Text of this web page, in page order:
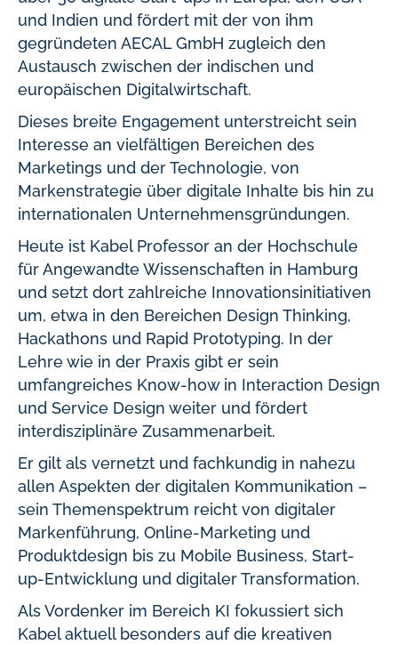
und Indien und fördert mit der von ihm
gegründeten AECAL GmbH zugleich den
Austausch zwischen der indischen und
europäischen Digitalwirtschaft.
Dieses breite Engagement unterstreicht sein
Interesse an vielfältigen Bereichen des
Marketings und der Technologie, von
Markenstrategie über digitale Inhalte bis hin zu
internationalen Unternehmensgründungen.
Heute ist Kabel Professor an der Hochschule
für Angewandte Wissenschaften in Hamburg
und setzt dort zahlreiche Innovationsinitiativen
um, etwa in den Bereichen Design Thinking,
Hackathons und Rapid Prototyping. In der
Lehre wie in der Praxis gibt er sein
umfangreiches Know-how in Interaction Design
und Service Design weiter und fördert
interdisziplinäre Zusammenarbeit.
Er gilt als vernetzt und fachkundig in nahezu
allen Aspekten der digitalen Kommunikation –
sein Themenspektrum reicht von digitaler
Markenführung, Online-Marketing und
Produktdesign bis zu Mobile Business, Start-
up-Entwicklung und digitaler Transformation.
Als Vordenker im Bereich KI fokussiert sich
Kabel aktuell besonders auf die kreativen